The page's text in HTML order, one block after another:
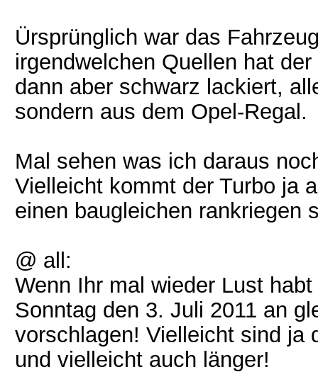
Ürsprünglich war das
irgendwelchen Quellen hat
dann aber schwarz lackiert,
sondern aus dem Opel-Regal.
Mal sehen was ich daraus
Vielleicht kommt der Turbo ja
einen baugleichen rankriegen
@ all:
Wenn Ihr mal wieder Lust
Sonntag den 3. Juli 2011 an
vorschlagen! Vielleicht sind ja
und vielleicht auch länger!